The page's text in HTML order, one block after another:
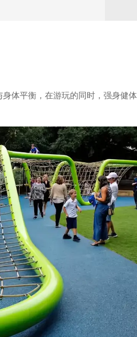
体平衡，在游玩的同时，强身健体